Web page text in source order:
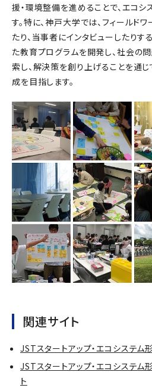
援・環境整備を進めることで、エコシ
す。特に、神戸大学では、フィールド
たり、当事者にインタビューしたり
た教育プログラムを開発し、社会の
索し、解決策を創り上げることを通
成を目指します。
関連サイト
JSTスタートアップ・エコシステム
JSTスタートアップ・エコシステ
ト